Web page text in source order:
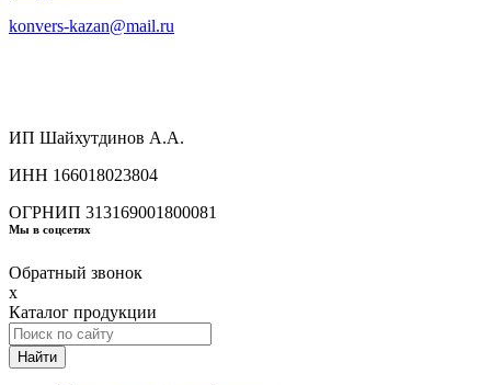
konvers-kazan@mail.ru
ИП Шайхутдинов А.А.
ИНН 166018023804
ОГРНИП 313169001800081
Мы в соцсетях
Обратный звонок
x
Каталог продукции
Найти